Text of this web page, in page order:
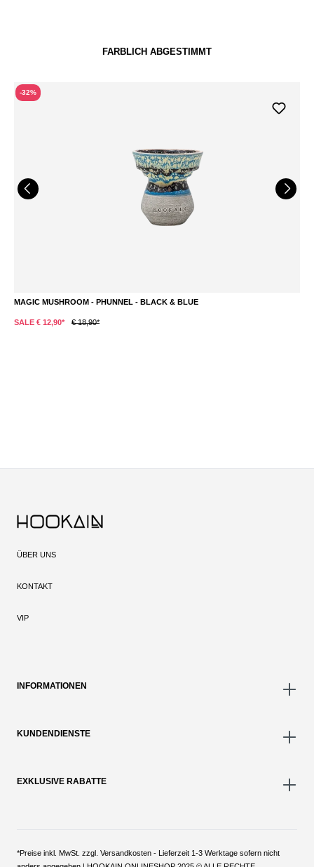
FARBLICH ABGESTIMMT
-32%
MAGIC MUSHROOM - PHUNNEL - BLACK & BLUE
SALE € 12,90* € 18,90*
ÜBER UNS
KONTAKT
VIP
INFORMATIONEN
KUNDENDIENSTE
EXKLUSIVE RABATTE
*Preise inkl. MwSt. zzgl. Versandkosten - Lieferzeit 1-3 Werktage sofern nicht